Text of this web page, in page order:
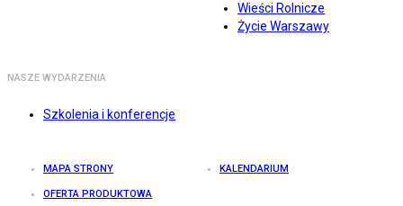
Wieści Rolnicze
Życie Warszawy
NASZE WYDARZENIA
Szkolenia i konferencje
MAPA STRONY KALENDARIUM
OFERTA PRODUKTOWA